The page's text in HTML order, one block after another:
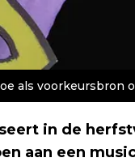
als voorkeursbron
in de
aan een